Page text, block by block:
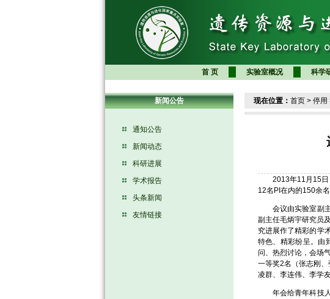
首 页 实验室概况 科学
新闻公告
通知公告
新闻动态
科研进展
学术报告
头条新闻
友情链接
现在位置： 首页 > 停用
2013年11月15日，
12名PI在内的150余
会议由实验室副主
副主任毛炳宇研究员
究进展作了精彩的学
特色、精彩纷呈。由
问、热烈讨论，会场
一等奖2名（张志刚
凌群、李连伟、李学
年会给青年科技人